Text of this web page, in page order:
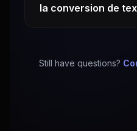
la conversion de
Still have questions?